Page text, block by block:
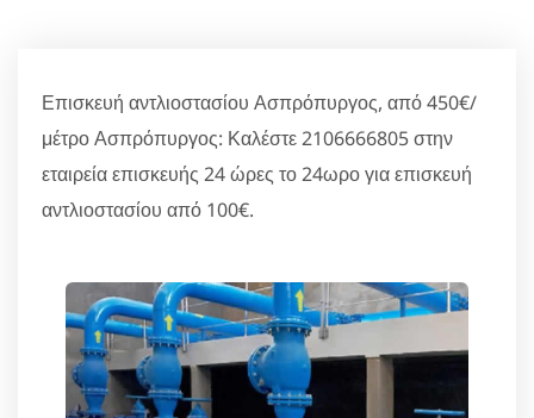
Επισκευή αντλιοστασίου Ασπρόπυργος, από 450€/
μέτρο Ασπρόπυργος: Καλέστε 2106666805 στην
εταιρεία επισκευής 24 ώρες το 24ωρο για επισκευή
αντλιοστασίου από 100€.